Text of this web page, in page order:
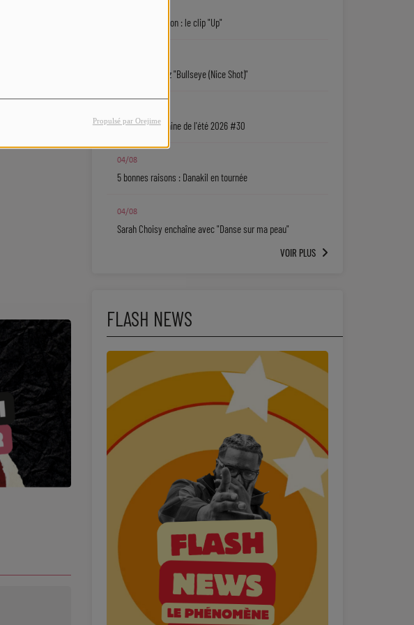
Propulsé par Orejime
Keith D. Robinson : le clip "Up"
Sy'Rai : écoutez "Bullseye (Nice Shot)"
La playlist urbaine de l'été 2026 #30
04/08
5 bonnes raisons : Danakil en tournée
04/08
Sarah Choisy enchaîne avec "Danse sur ma peau"
VOIR PLUS
FLASH NEWS